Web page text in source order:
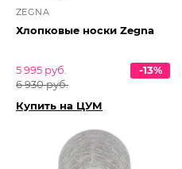
ZEGNA
Хлопковые носки Zegna
5 995 руб.
6 930 руб.
-13%
Купить на ЦУМ